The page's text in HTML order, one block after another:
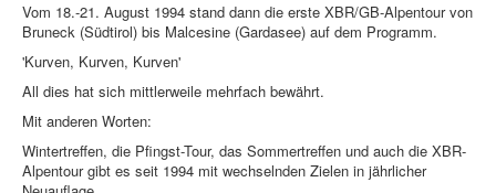
Vom 18.-21. August 1994 stand dann die erste XBR/GB-Alpentour von
Bruneck (Südtirol) bis Malcesine (Gardasee) auf dem Programm.
'Kurven, Kurven, Kurven'
All dies hat sich mittlerweile mehrfach bewährt.
Mit anderen Worten:
Wintertreffen, die Pfingst-Tour, das Sommertreffen und auch die XBR-
Alpentour gibt es seit 1994 mit wechselnden Zielen in jährlicher